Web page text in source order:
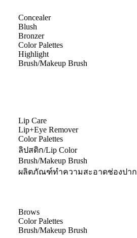
Concealer
Blush
Bronzer
Color Palettes
Highlight
Brush/Makeup Brush
Lip Care
Lip+Eye Remover
Color Palettes
ลิปสติก/Lip Color
Brush/Makeup Brush
ผลิตภัณฑ์ทำความสะอาดช่องปาก
Brows
Color Palettes
Brush/Makeup Brush